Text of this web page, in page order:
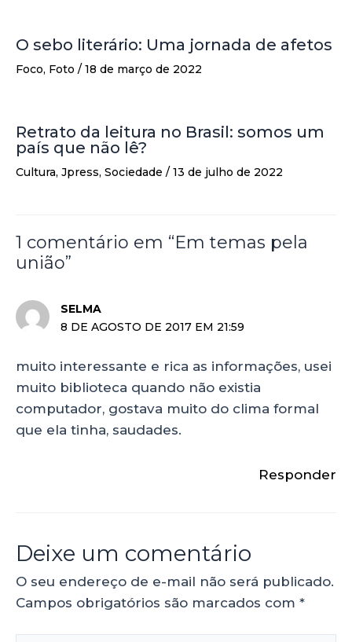
O sebo literário: Uma jornada de afetos
Foco, Foto / 18 de março de 2022
Retrato da leitura no Brasil: somos um
país que não lê?
Cultura, Jpress, Sociedade / 13 de julho de 2022
1 comentário em “Em temas pela
união”
SELMA
8 DE AGOSTO DE 2017 EM 21:59
muito interessante e rica as informações, usei
muito biblioteca quando não existia
computador, gostava muito do clima formal
que ela tinha, saudades.
Responder
Deixe um comentário
O seu endereço de e-mail não será publicado.
Campos obrigatórios são marcados com *